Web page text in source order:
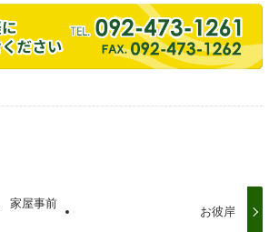
家屋事前
お彼岸